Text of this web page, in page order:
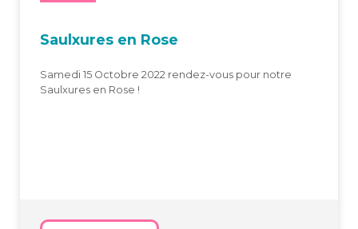
Saulxures en Rose
Samedi 15 Octobre 2022 rendez-vous pour notre
Saulxures en Rose !